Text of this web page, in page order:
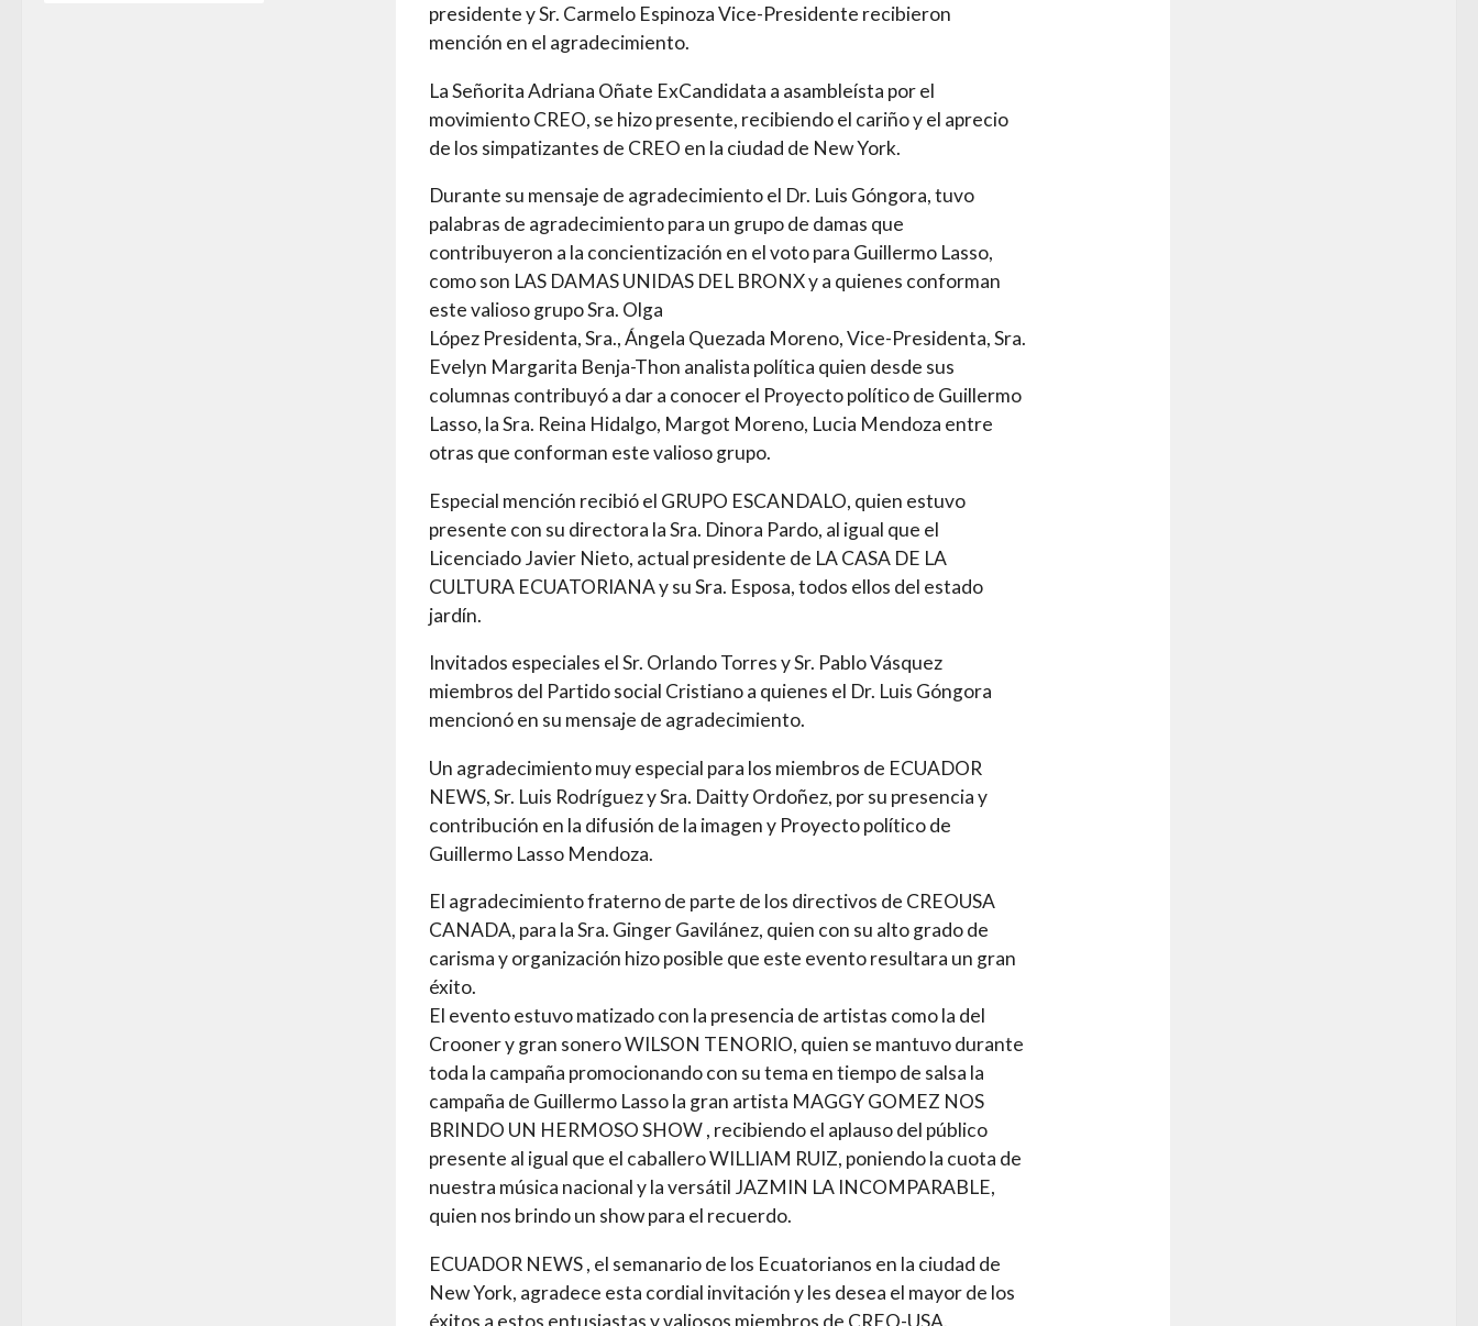
presidente y Sr. Carmelo Espinoza Vice-Presidente recibieron
mención en el agradecimiento.
La Señorita Adriana Oñate ExCandidata a asambleísta por el
movimiento CREO, se hizo presente, recibiendo el cariño y el aprecio
de los simpatizantes de CREO en la ciudad de New York.
Durante su mensaje de agradecimiento el Dr. Luis Góngora, tuvo
palabras de agradecimiento para un grupo de damas que
contribuyeron a la concientización en el voto para Guillermo Lasso,
como son LAS DAMAS UNIDAS DEL BRONX y a quienes conforman
este valioso grupo Sra. Olga
López Presidenta, Sra., Ángela Quezada Moreno, Vice-Presidenta, Sra.
Evelyn Margarita Benja-Thon analista política quien desde sus
columnas contribuyó a dar a conocer el Proyecto político de Guillermo
Lasso, la Sra. Reina Hidalgo, Margot Moreno, Lucia Mendoza entre
otras que conforman este valioso grupo.
Especial mención recibió el GRUPO ESCANDALO, quien estuvo
presente con su directora la Sra. Dinora Pardo, al igual que el
Licenciado Javier Nieto, actual presidente de LA CASA DE LA
CULTURA ECUATORIANA y su Sra. Esposa, todos ellos del estado
jardín.
Invitados especiales el Sr. Orlando Torres y Sr. Pablo Vásquez
miembros del Partido social Cristiano a quienes el Dr. Luis Góngora
mencionó en su mensaje de agradecimiento.
Un agradecimiento muy especial para los miembros de ECUADOR
NEWS, Sr. Luis Rodríguez y Sra. Daitty Ordoñez, por su presencia y
contribución en la difusión de la imagen y Proyecto político de
Guillermo Lasso Mendoza.
El agradecimiento fraterno de parte de los directivos de CREOUSA
CANADA, para la Sra. Ginger Gavilánez, quien con su alto grado de
carisma y organización hizo posible que este evento resultara un gran
éxito.
El evento estuvo matizado con la presencia de artistas como la del
Crooner y gran sonero WILSON TENORIO, quien se mantuvo durante
toda la campaña promocionando con su tema en tiempo de salsa la
campaña de Guillermo Lasso la gran artista MAGGY GOMEZ NOS
BRINDO UN HERMOSO SHOW , recibiendo el aplauso del público
presente al igual que el caballero WILLIAM RUIZ, poniendo la cuota de
nuestra música nacional y la versátil JAZMIN LA INCOMPARABLE,
quien nos brindo un show para el recuerdo.
ECUADOR NEWS , el semanario de los Ecuatorianos en la ciudad de
New York, agradece esta cordial invitación y les desea el mayor de los
éxitos a estos entusiastas y valiosos miembros de CREO-USA.